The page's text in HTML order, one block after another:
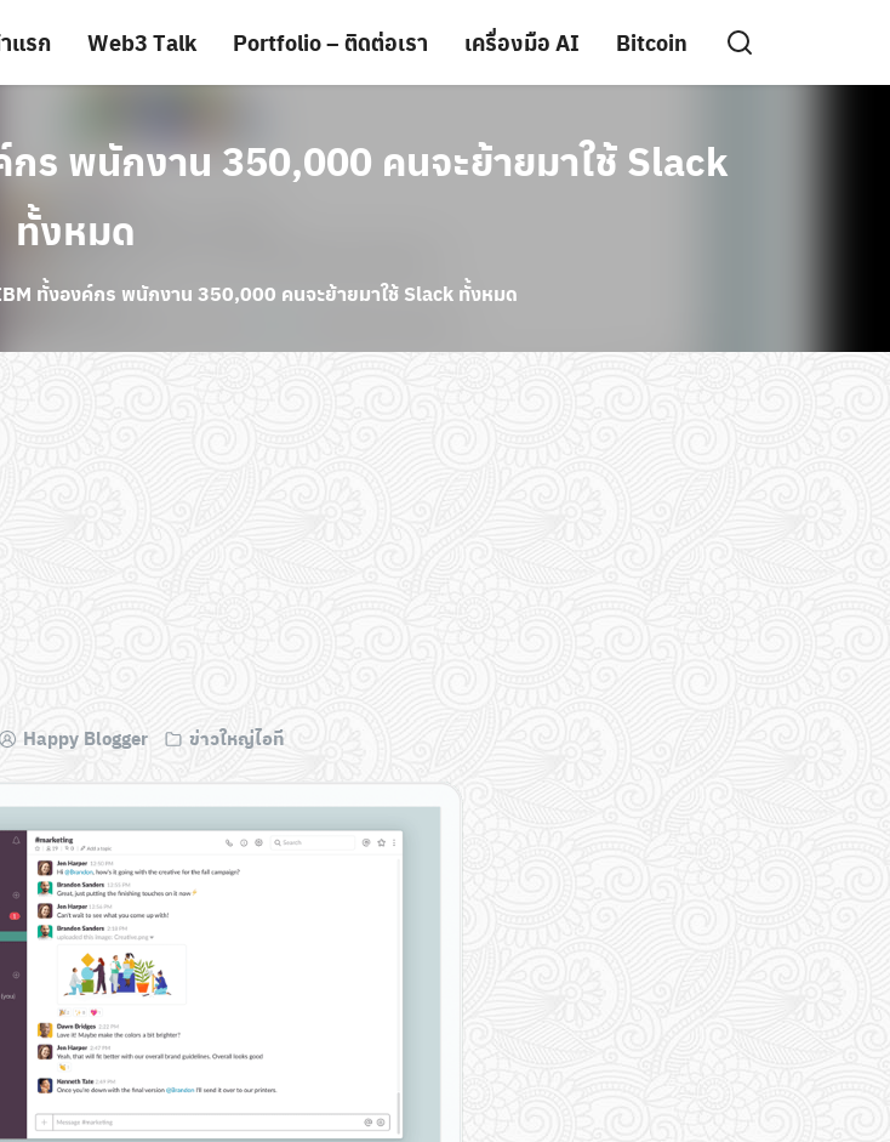
แรก Web3 Talk Portfolio – ติดต่อเรา เครื่องมือ AI Bitcoin
ร พนักงาน 350,000 คนจะย้ายมาใช้ Slack
ทั้งหมด
ทั้งองค์กร พนักงาน 350,000 คนจะย้ายมาใช้ Slack ทั้งหมด
Happy Blogger ข่าวใหญ่ไอที